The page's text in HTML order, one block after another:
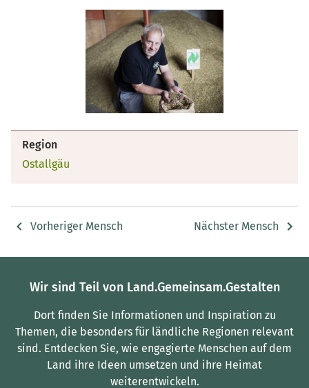
Region
Ostallgäu
Vorheriger Mensch Nächster Mensch
Wir sind Teil von Land.Gemeinsam.Gestalten
Dort finden Sie Informationen und Inspiration zu
Themen, die besonders für ländliche Regionen relevant
sind. Entdecken Sie, wie engagierte Menschen auf dem
Land ihre Ideen umsetzen und ihre Heimat
weiterentwickeln.